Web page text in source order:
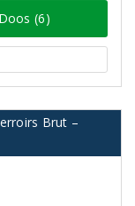
Doos (6)
Brut –